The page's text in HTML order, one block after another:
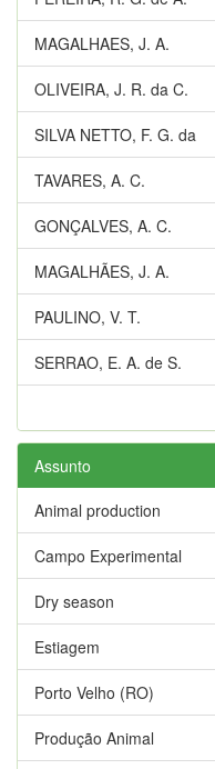
MAGALHAES, J. A.
OLIVEIRA, J. R. da C.
SILVA NETTO, F. G. da
TAVARES, A. C.
GONÇALVES, A. C.
MAGALHÃES, J. A.
PAULINO, V. T.
SERRAO, E. A. de S.
Assunto
Animal production
Campo Experimental
Dry season
Estiagem
Porto Velho (RO)
Produção Animal